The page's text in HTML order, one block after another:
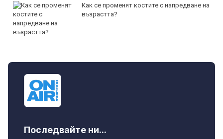
Как се променят костите с напредване на
възрастта?
Последвайте ни...